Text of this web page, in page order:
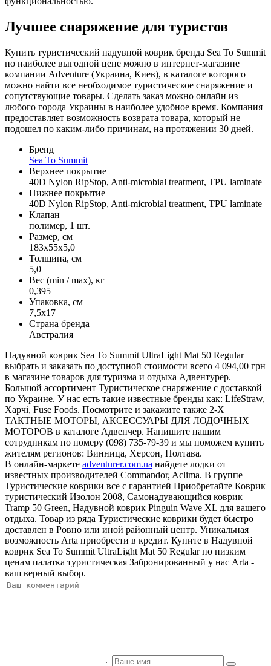
Лучшее снаряжение для туристов
Купить туристический надувной коврик бренда Sea To Summit
по наиболее выгодной цене можно в интернет-магазине
компании Adventure (Украина, Киев), в каталоге которого
можно найти все необходимое туристическое снаряжение и
сопутствующие товары. Сделать заказ можно онлайн из
любого города Украины в наиболее удобное время. Компания
предоставляет возможность возврата товара, который не
подошел по каким-либо причинам, на протяжении 30 дней.
Бренд
Sea To Summit
Верхнее покрытие
40D Nylon RipStop, Anti-microbial treatment, TPU laminate
Нижнее покрытие
40D Nylon RipStop, Anti-microbial treatment, TPU laminate
Клапан
полимер, 1 шт.
Размер, см
183х55х5,0
Толщина, см
5,0
Вес (min / max), кг
0,395
Упаковка, см
7,5х17
Страна бренда
Австралия
Надувной коврик Sea To Summit UltraLight Mat 50 Regular
выбрать и заказать по доступной стоимости всего 4 094,00 грн
в магазине товаров для туризма и отдыха Адвентурер.
Большой ассортимент Туристическое снаряжение с доставкой
по Украине. У нас есть такие известные бренды как: LifeStraw,
Харчі, Fuse Foods. Посмотрите и закажите также 2-Х
ТАКТНЫЕ МОТОРЫ, АКСЕССУАРЫ ДЛЯ ЛОДОЧНЫХ
МОТОРОВ в каталоге Адвенчер. Напишите нашим
сотрудникам по номеру (098) 735-79-39 и мы поможем купить
жителям регионов: Винница, Херсон, Полтава.
В онлайн-маркете adventurer.com.ua найдете лодки от
известных производителей Commandor, Aclima. В группе
Туристические коврики все с гарантией Приобретайте Коврик
туристический Изолон 2008, Самонадувающийся коврик
Tramp 50 Green, Надувной коврик Pinguin Wave XL для вашего
отдыха. Товар из ряда Туристические коврики будет быстро
доставлен в Ровно или иной районный центр. Уникальная
возможность Arta приобрести в кредит. Купите в Надувной
коврик Sea To Summit UltraLight Mat 50 Regular по низким
ценам палатка туристическая Забронированный у нас Arta -
ваш верный выбор.